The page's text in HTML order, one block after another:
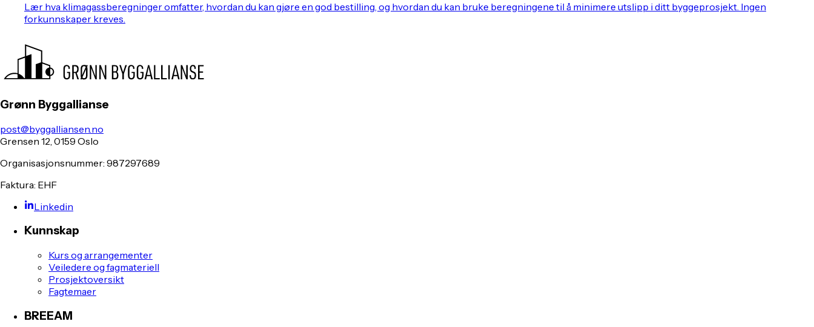
Lær hva klimagassberegninger omfatter, hvordan du kan gjøre en god bestilling, og hvordan du kan bruke beregningene til å minimere utslipp i ditt byggeprosjekt. Ingen
forkunnskaper kreves.
Grønn Byggallianse
post@byggalliansen.no
Grensen 12, 0159 Oslo
Organisasjonsnummer: 987297689
Faktura: EHF
Linkedin
Kunnskap
Kurs og arrangementer
Veiledere og fagmateriell
Prosjektoversikt
Fagtemaer
BREEAM